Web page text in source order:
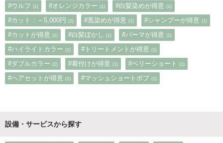
#ウルフ (1) #オレンジカラー (1) #白髪染めが得意 (1)
#カット：～5,000円 (1) #黒染めが得意 (1) #シャンプーが得意 (1)
#カットが得意 (1) #白髪ぼかし (1) #パーマが得意 (1)
#ハイライトカラー (1) #トリートメントが得意 (1)
#ダブルカラー (1) #着付けが得意 (1) #ベリーショート (1)
#ヘアセットが得意 (1) #マッシュショートボブ (1)
設備・サービスから探す